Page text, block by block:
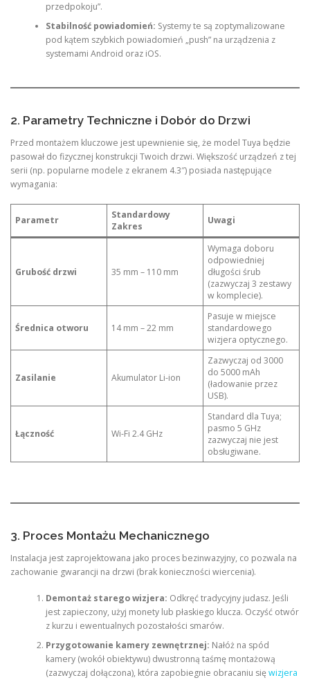
przedpokoju”.
Stabilność powiadomień: Systemy te są zoptymalizowane
pod kątem szybkich powiadomień „push” na urządzenia z
systemami Android oraz iOS.
2. Parametry Techniczne i Dobór do Drzwi
Przed montażem kluczowe jest upewnienie się, że model Tuya będzie
pasował do fizycznej konstrukcji Twoich drzwi. Większość urządzeń z tej
serii (np. popularne modele z ekranem 4.3″) posiada następujące
wymagania:
Parametr
Standardowy
Zakres
Uwagi
Grubość drzwi 35 mm – 110 mm
Wymaga doboru
odpowiedniej
długości śrub
(zazwyczaj 3 zestawy
w komplecie).
Średnica otworu 14 mm – 22 mm
Pasuje w miejsce
standardowego
wizjera optycznego.
Zasilanie Akumulator Li-ion
Zazwyczaj od 3000
do 5000 mAh
(ładowanie przez
USB).
Łączność Wi-Fi 2.4 GHz
Standard dla Tuya;
pasmo 5 GHz
zazwyczaj nie jest
obsługiwane.
3. Proces Montażu Mechanicznego
Instalacja jest zaprojektowana jako proces bezinwazyjny, co pozwala na
zachowanie gwarancji na drzwi (brak konieczności wiercenia).
Demontaż starego wizjera: Odkręć tradycyjny judasz. Jeśli
jest zapieczony, użyj monety lub płaskiego klucza. Oczyść otwór
z kurzu i ewentualnych pozostałości smarów.
Przygotowanie kamery zewnętrznej: Nałóż na spód
kamery (wokół obiektywu) dwustronną taśmę montażową
(zazwyczaj dołączona), która zapobiegnie obracaniu sięwizjera